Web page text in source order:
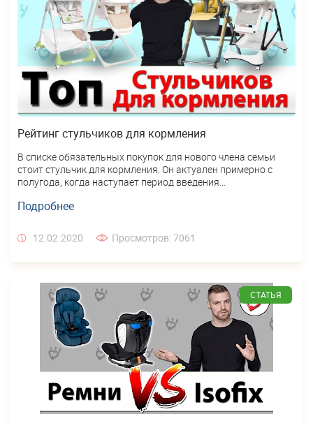
Рейтинг стульчиков для кормления
В списке обязательных покупок для нового члена семьи
стоит стульчик для кормления. Он актуален примерно с
полугода, когда наступает период введения...
Подробнее
12.02.2020 Просмотров: 7061
СТАТЬЯ